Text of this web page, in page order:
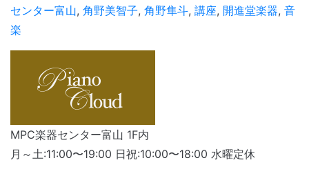
センター富山, 角野美智子, 角野隼斗, 講座, 開進堂楽器, 音
楽
MPC楽器センター富山 1F内
月～土:11:00〜19:00 日祝:10:00〜18:00 水曜定休